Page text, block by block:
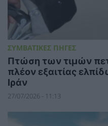
ΣΥΜΒΑΤΙΚΕΣ ΠΗΓΕΣ
Πτώση των τιμών
πλέον εξαιτίας
Ιράν
27/07/2026 - 11:13